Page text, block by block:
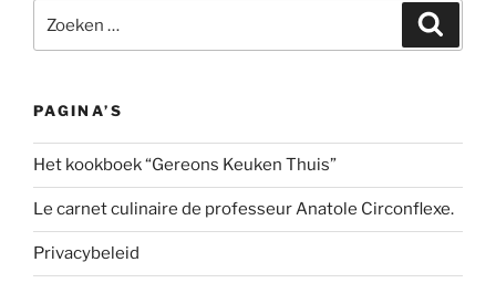
naar:
PAGINA’S
Het kookboek “Gereons Keuken Thuis”
Le carnet culinaire de professeur Anatole Circonflexe.
Privacybeleid